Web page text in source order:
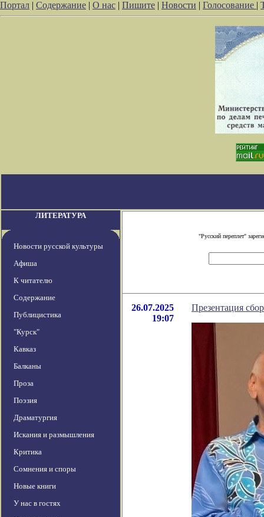
Портал | Содержание | О нас | Пишите | Новости | Голосование |
ЛИТЕРАТУРА
Новости русской культуры
Афиша
К читателю
Содержание
Публицистика
"Курск"
Кавказ
Балканы
Проза
Поэзия
Драматургия
Искания и размышления
Критика
Сомнения и споры
Новые книги
У нас в гостях
"Русский переплет"
26.07.2025
19:07
Презентация